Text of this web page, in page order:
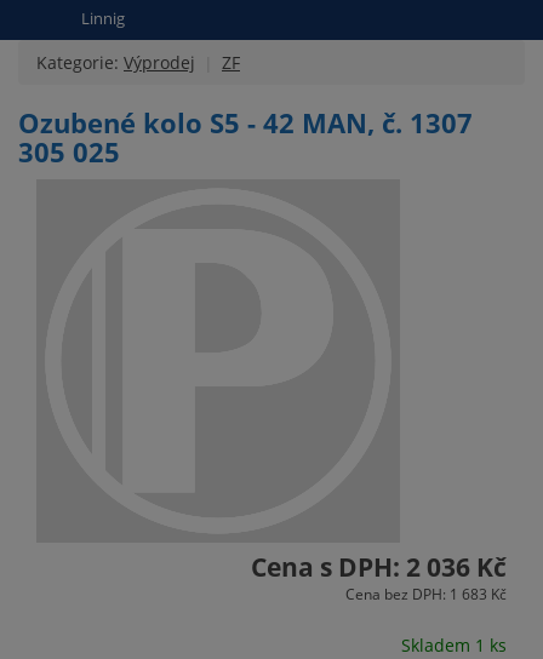
Linnig
Kategorie: Výprodej ZF
Ozubené kolo S5 - 42 MAN, č. 1307
305 025
Cena s DPH: 2 036 Kč
Cena bez DPH: 1 683 Kč
Skladem 1 ks